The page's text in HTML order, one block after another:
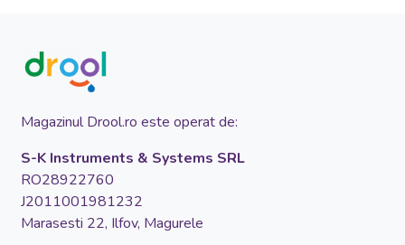
Magazinul Drool.ro este operat de:
S-K Instruments & Systems SRL
RO28922760
J2011001981232
Marasesti 22, Ilfov, Magurele